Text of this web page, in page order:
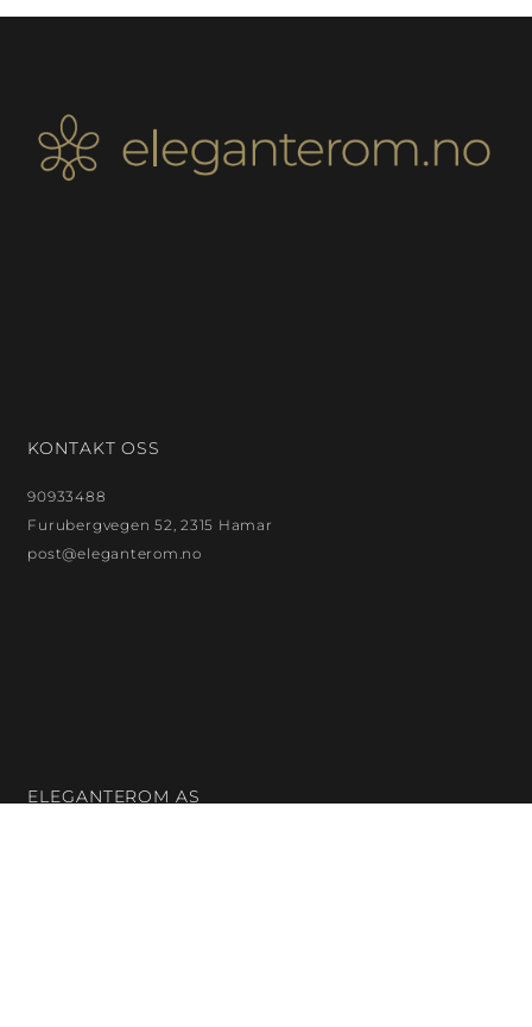
KONTAKT OSS
90933488
Furubergvegen 52, 2315 Hamar
post@eleganterom.no
ELEGANTEROM AS